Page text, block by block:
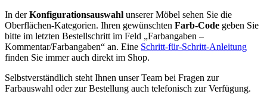
In derKonfigurationsauswahl unserer Möbel sehen Sie die
Oberflächen-Kategorien. Ihren gewünschten Farb-Code geben Sie
bitte im letzten Bestellschritt im Feld „Farbangaben –
Kommentar/Farbangaben“ an. Eine Schritt-für-Schritt-Anleitung
finden Sie immer auch direkt im Shop.
Selbstverständlich steht Ihnen unser Team bei Fragen zur
Farbauswahl oder zur Bestellung auch telefonisch zur Verfügung.